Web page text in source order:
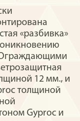
«разбивка»
Ограждающими
12 мм., и
толщиной
Gyproc и